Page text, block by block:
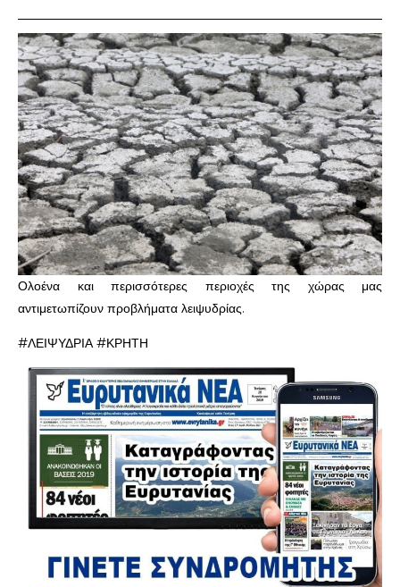
Ολοένα και περισσότερες περιοχές της χώρας μας
αντιμετωπίζουν προβλήματα λειψυδρίας.
#ΛΕΙΨΥΔΡΙΑ #ΚΡΗΤΗ